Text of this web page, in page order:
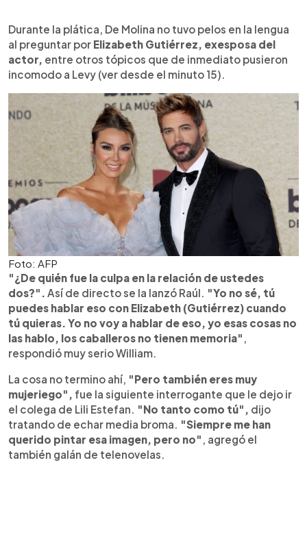
Durante la plática, De Molina no tuvo pelos en la lengua
al preguntar por Elizabeth Gutiérrez, exesposa del
actor, entre otros tópicos que de inmediato pusieron
incomodo a Levy (ver desde el minuto 15).
Foto: AFP
"¿De quién fue la culpa en la relación de ustedes
dos?". Así de directo se la lanzó Raúl.
"Yo no sé, tú
puedes hablar eso con Elizabeth (Gutiérrez) cuando
tú quieras. Yo no voy a hablar de eso, yo esas cosas no
las hablo, los caballeros no tienen memoria"
respondió muy serio William.
La cosa no termino ahí, "Pero también eres muy
mujeriego", fue la siguiente interrogante que le dejo ir
el colega de Lili Estefan.
"No tanto como tú", dijo
tratando de echar media broma.
"Siempre me han
querido pintar esa imagen, pero no" , agregó el
también galán de telenovelas.